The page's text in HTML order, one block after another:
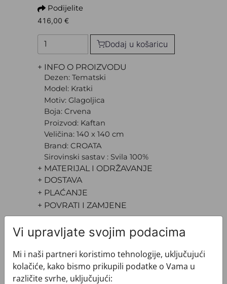
Podijelite
416,00 €
Dodaj u košaricu
+ INFO O PROIZVODU
Dezen: Tematski
Model: Kratki
Motiv: Glagoljica
Boja: Crvena
Proizvod: Kaftan
Veličina: 140 x 140 cm
Brand: CROATA
Sirovinski sastav : Svila 100%
+ MATERIJAL I ODRŽAVANJE
+ DOSTAVA
+ PLAĆANJE
+ POVRATI I ZAMJENE
Vi upravljate svojim podacima
Mi i naši partneri koristimo tehnologije, uključujući
kolačiće, kako bismo prikupili podatke o Vama u
različite svrhe, uključujući: